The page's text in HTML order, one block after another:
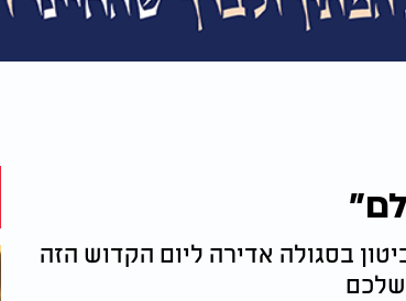
בסגולה אדירה ליום הקדוש הזה
שלכם